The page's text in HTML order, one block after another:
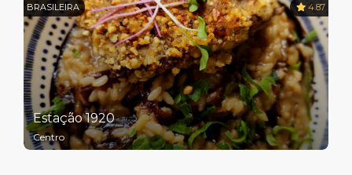
BRASILEIRA 4.87
Estação 1920
Centro